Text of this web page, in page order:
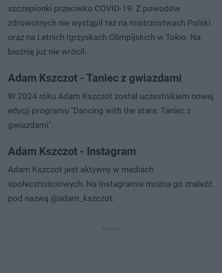
szczepionki przeciwko COVID-19. Z powodów
zdrowotnych nie wystąpił też na mistrzostwach Polski
oraz na Letnich Igrzyskach Olimpijskich w Tokio. Na
bieżnię już nie wrócił.
Adam Kszczot - Taniec z gwiazdami
W 2024 roku Adam Kszczot został uczestnikiem nowej
edycji programu "Dancing with the stars. Taniec z
gwiazdami".
Adam Kszczot - Instagram
Adam Kszczot jest aktywny w mediach
społecznościowych. Na Instagramie można go znaleźć
pod nazwą @adam_kszczot.